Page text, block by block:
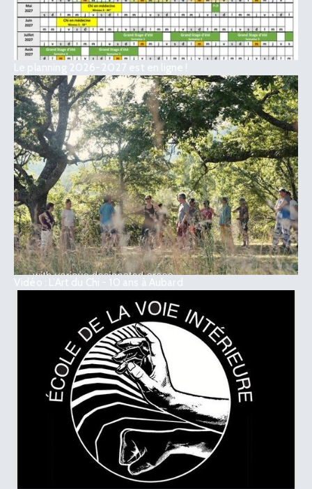
Le planning 2026-2027 est en ligne !
Vidéo : L’Art du Chi - 10 ans à Aubard